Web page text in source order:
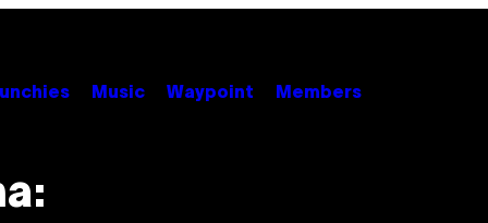
Music Waypoint Members